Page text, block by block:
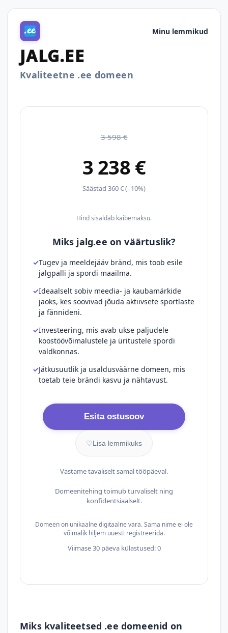
Minu lemmikud
JALG.EE
Kvaliteetne .ee domeen
3 598 €
3 238 €
Säästad 360 € (–10%)
Hind sisaldab käibemaksu.
Miks jalg.ee on väärtuslik?
Tugev ja meeldejääv bränd, mis toob esile
jalgpalli ja spordi maailma.
Ideaalselt sobiv meedia- ja kaubamärkide
jaoks, kes soovivad jõuda aktiivsete sportlaste
ja fännideni.
Investeering, mis avab ukse paljudele
koostöövõimalustele ja üritustele spordi
valdkonnas.
Jätkusuutlik ja usaldusväärne domeen, mis
toetab teie brändi kasvu ja nähtavust.
Esita ostusoov
♡Lisa lemmikuks
Vastame tavaliselt samal tööpäeval.
Domeenitehing toimub turvaliselt ning
konfidentsiaalselt.
Domeen on unikaalne digitaalne vara. Sama nime ei ole
võimalik hiljem uuesti registreerida.
Viimase 30 päeva külastused: 0
Miks kvaliteetsed .ee domeenid on